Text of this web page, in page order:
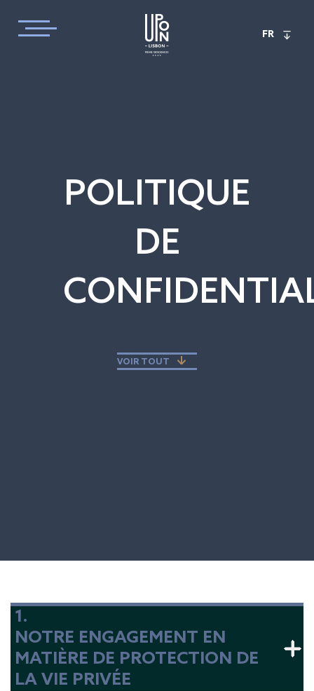
FR
POLITIQUE
DE
VOIR TOUT
1.
NOTRE ENGAGEMENT EN
MATIÈRE DE PROTECTION DE
LA VIE PRIVÉE